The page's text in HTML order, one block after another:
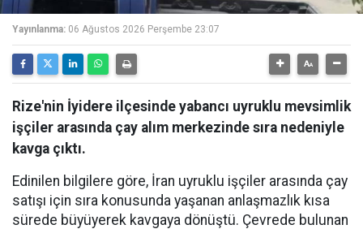
Yayınlanma: 06 Ağustos 2026 Perşembe 23:07
Rize'nin İyidere ilçesinde yabancı uyruklu mevsimlik
işçiler arasında çay alım merkezinde sıra nedeniyle
kavga çıktı.
Edinilen bilgilere göre, İran uyruklu işçiler arasında çay
satışı için sıra konusunda yaşanan anlaşmazlık kısa
sürede büyüyerek kavgaya dönüştü. Çevrede bulunan